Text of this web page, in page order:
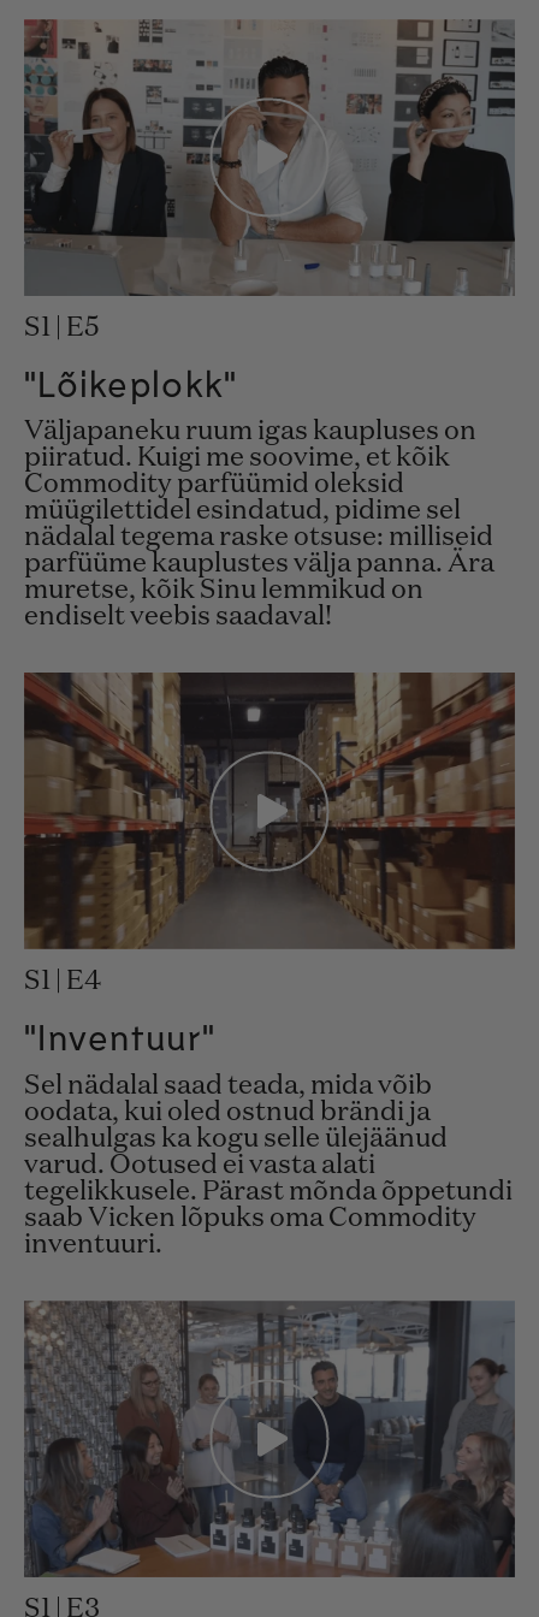
S1 | E5
"Lõikeplokk"
Väljapaneku ruum igas kaupluses on
piiratud. Kuigi me soovime, et kõik
Commodity parfüümid oleksid
müügilettidel esindatud, pidime sel
nädalal tegema raske otsuse: milliseid
parfüüme kauplustes välja panna. Ära
muretse, kõik Sinu lemmikud on
endiselt veebis saadaval!
S1 | E4
"Inventuur"
Sel nädalal saad teada, mida võib
oodata, kui oled ostnud brändi ja
sealhulgas ka kogu selle ülejäänud
varud. Ootused ei vasta alati
tegelikkusele. Pärast mõnda õppetundi
saab Vicken lõpuks oma Commodity
inventuuri.
S1 | E3